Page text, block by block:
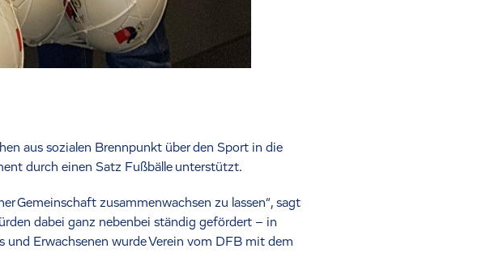
aus sozialen Brennpunkt über den Sport in die
durch einen Satz Fußbälle unterstützt.
Gemeinschaft zusammenwachsen zu lassen“, sagt
dabei ganz nebenbei ständig gefördert – in
Erwachsenen wurde Verein vom DFB mit dem